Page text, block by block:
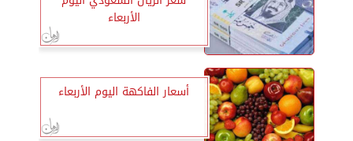
الأربعاء
أسعار الفاكهة اليوم الأربعاء